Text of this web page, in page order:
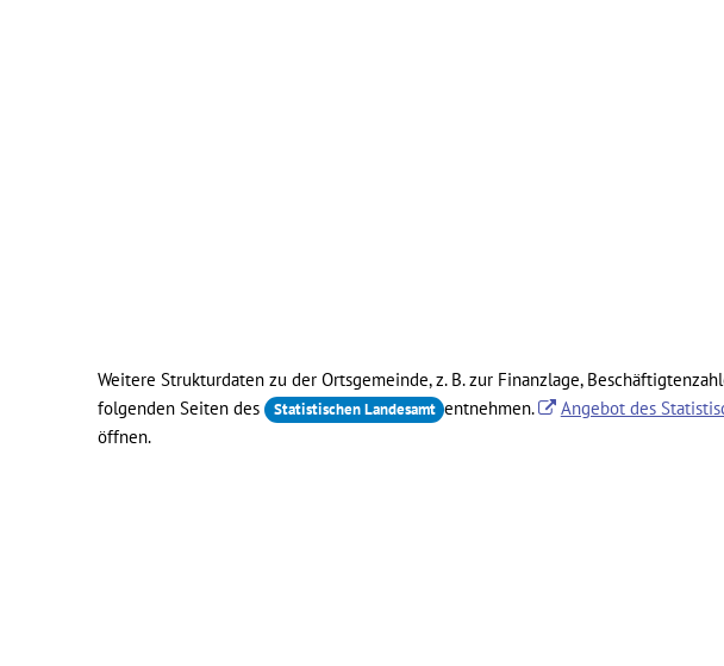
Weitere Strukturdaten zu der Ortsgemeinde, z. B. zur Finanzlage,
folgenden Seiten des
Statistischen Landesamt entnehmen. Angebot des
öffnen.